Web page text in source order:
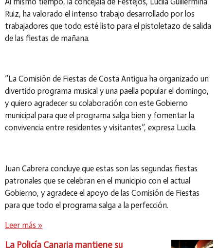
Ruiz, ha valorado el intenso trabajo desarrollado por los
trabajadores que todo esté listo para el pistoletazo de salida
de las fiestas de mañana.
”La Comisión de Fiestas de Costa Antigua ha organizado un
divertido programa musical y una paella popular el domingo,
y quiero agradecer su colaboración con este Gobierno
municipal para que el programa salga bien y fomentar la
convivencia entre residentes y visitantes”, expresa Lucila.
Juan Cabrera concluye que estas son las segundas fiestas
patronales que se celebran en el municipio con el actual
Gobierno, y agradece el apoyo de las Comisión de Fiestas
para que todo el programa salga a la perfección.
Leer más »
La Policía Canaria mantiene su